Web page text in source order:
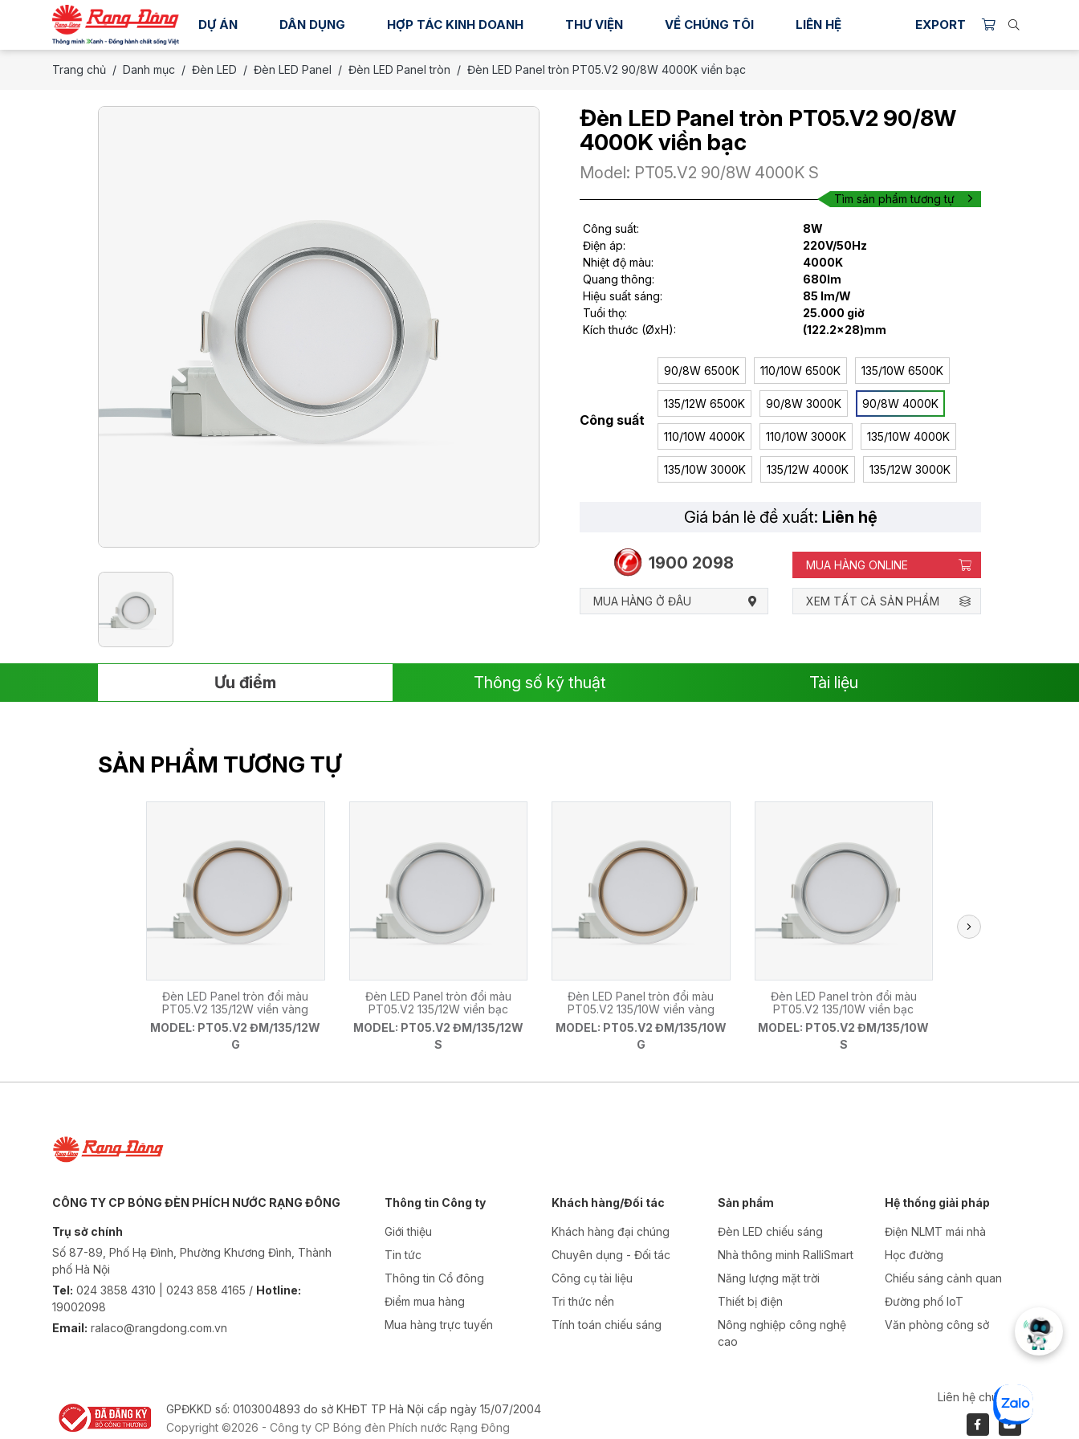
DỰ ÁN DÂN DỤNG HỢP TÁC KINH DOANH THƯ VIỆN VỀ CHÚNG TÔI LIÊN HỆ EXPORT
Trang chủ Danh mục Đèn LED Đèn LED Panel Đèn LED Panel tròn Đèn LED Panel tròn PT05.V2 90/8W 4000K viền bạc
Đèn LED Panel tròn PT05.V2 90/8W
4000K viền bạc
Model: PT05.V2 90/8W 4000K S
Tìm sản phẩm tương tự
Công suất:
8W
Điện áp:
220V/50Hz
Nhiệt độ màu:
4000K
Quang thông:
680lm
Hiệu suất sáng:
85 lm/W
Tuổi thọ:
25.000 giờ
Kích thước (ØxH):
(122.2x28)mm
Công suất
90/8W 6500K 110/10W 6500K 135/10W 6500K
135/12W 6500K 90/8W 3000K 90/8W 4000K
110/10W 4000K 110/10W 3000K 135/10W 4000K
135/10W 3000K 135/12W 4000K 135/12W 3000K
Giá bán lẻ đề xuất: Liên hệ
1900 2098 MUA HÀNG ONLINE
MUA HÀNG Ở ĐÂU XEM TẤT CẢ SẢN PHẨM
Ưu điểm Thông số kỹ thuật Tài liệu
SẢN PHẨM TƯƠNG TỰ
Đèn LED Panel tròn đổi màu
PT05.V2 135/12W viền vàng
MODEL: PT05.V2 ĐM/135/12W
G
Đèn LED Panel tròn đổi màu
PT05.V2 135/12W viền bạc
MODEL: PT05.V2 ĐM/135/12W
S
Đèn LED Panel tròn đổi màu
PT05.V2 135/10W viền vàng
MODEL: PT05.V2 ĐM/135/10W
G
Đèn LED Panel tròn đổi màu
PT05.V2 135/10W viền bạc
MODEL: PT05.V2 ĐM/135/10W
S
CÔNG TY CP BÓNG ĐÈN PHÍCH NƯỚC RẠNG ĐÔNG
Trụ sở chính
Số 87-89, Phố Hạ Đình, Phường Khương Đình, Thành
phố Hà Nội
Tel: 024 3858 4310 | 0243 858 4165 / Hotline:
19002098
Email: ralaco@rangdong.com.vn
Thông tin Công ty
Giới thiệu
Tin tức
Thông tin Cổ đông
Điểm mua hàng
Mua hàng trực tuyến
Khách hàng/Đối tác
Khách hàng đại chúng
Chuyên dụng - Đối tác
Công cụ tài liệu
Tri thức nền
Tính toán chiếu sáng
Sản phẩm
Đèn LED chiếu sáng
Nhà thông minh RalliSmart
Năng lượng mặt trời
Thiết bị điện
Nông nghiệp công nghệ
cao
Hệ thống giải pháp
Điện NLMT mái nhà
Học đường
Chiếu sáng cảnh quan
Đường phố IoT
Văn phòng công sở
GPĐKKD số: 0103004893 do sở KHĐT TP Hà Nội cấp ngày 15/07/2004
Copyright ©2026 - Công ty CP Bóng đèn Phích nước Rạng Đông
Liên hệ chúng tôi